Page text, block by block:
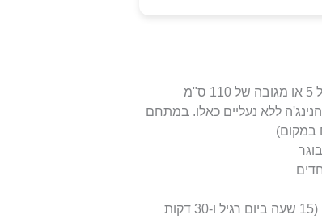
ללא נעליים כאלו. במתחם
במקום)
הפעילות בכל מתחם מתחילה בכל שעה עגולה ומומלץ להקדים (15 שעה ביום רגיל ו-30 דקות